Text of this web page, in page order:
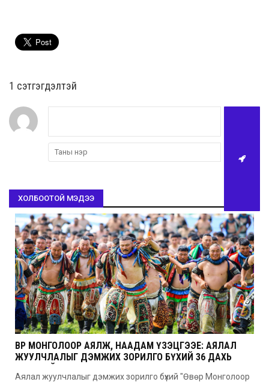
1 сэтгэгдэлтэй
ХОЛБООТОЙ МЭДЭЭ
ӨВӨР МОНГОЛООР АЯЛЖ, НААДАМ ҮЗЭЦГЭЭЕ: АЯЛАЛ
ЖУУЛЧЛАЛЫГ ДЭМЖИХ ЗОРИЛГО БҮХИЙ 36 ДАХЬ
УДААГИЙН НААДАМ
Аялал жуулчлалыг дэмжих зорилго бүхий "Өвөр Монголоор